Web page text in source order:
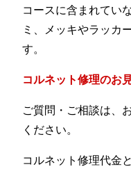
コースに含まれてい
ミ、メッキやラッカ
す。
コルネット修理のお
ご質問・ご相談は、
ください。
コルネット修理代金